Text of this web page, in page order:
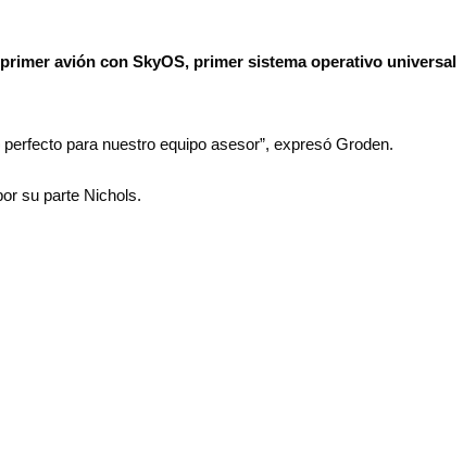
avión con SkyOS, primer sistema operativo universal
para nuestro equipo asesor”, expresó Groden.
su parte Nichols.